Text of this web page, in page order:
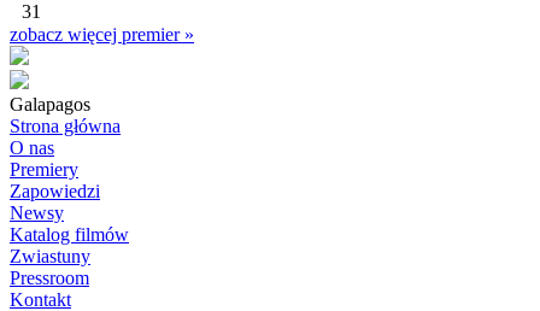
31
zobacz więcej premier »
Galapagos
Strona główna
O nas
Premiery
Zapowiedzi
Newsy
Katalog filmów
Zwiastuny
Pressroom
Kontakt